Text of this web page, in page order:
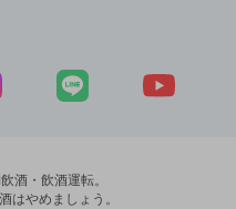
酒・飲酒運転。
はやめましょう。